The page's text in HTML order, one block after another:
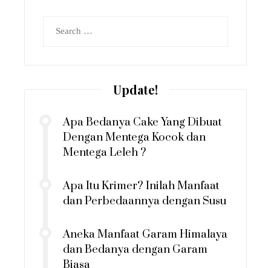
Update!
Apa Bedanya Cake Yang Dibuat
Dengan Mentega Kocok dan
Mentega Leleh ?
Apa Itu Krimer? Inilah Manfaat
dan Perbedaannya dengan Susu
Aneka Manfaat Garam Himalaya
dan Bedanya dengan Garam
Biasa